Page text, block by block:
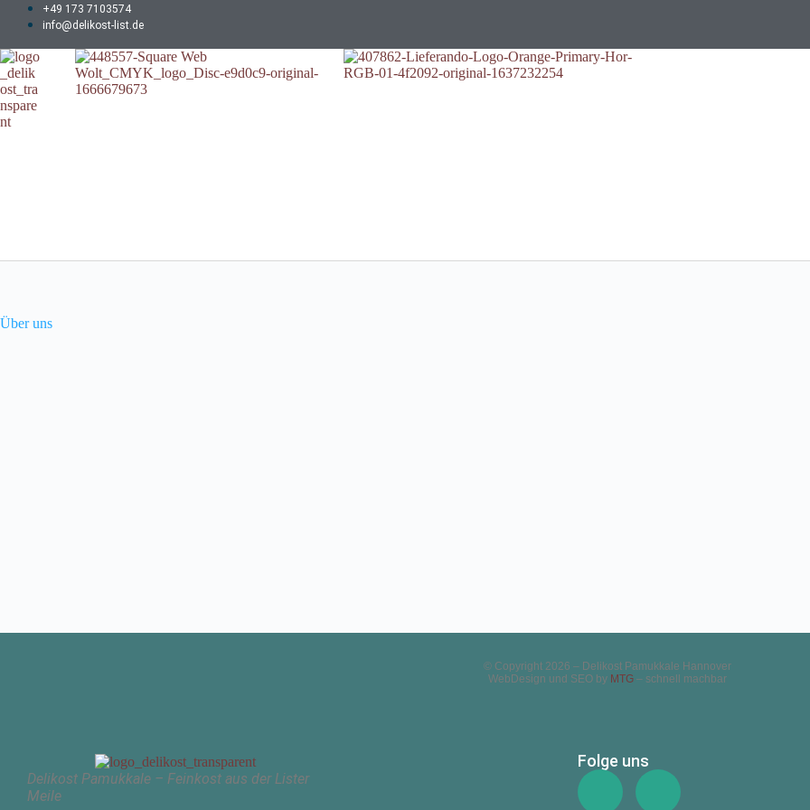
+49 173 7103574
info@delikost-list.de
Über uns
© Copyright 2026 – Delikost Pamukkale Hannover
WebDesign und SEO by MTG – schnell machbar
Delikost Pamukkale – Feinkost aus der Lister
Meile
Folge uns